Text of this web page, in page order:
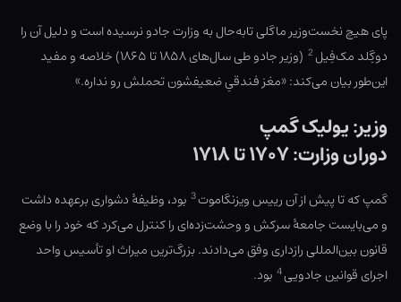
پای هیچ نخست‌وزیر ماگلی تابه‌حال به وزارت جادو نرسیده است و دلیل آن را
دوگِلد مک‌فِیل2
(وزیر جادو طی سال‌های ۱۸۵۸ تا ۱۸۶۵) خلاصه و مفید
این‌طور بیان می‌کند: «مغز فندقیِ ضعیفشون تحملش رو نداره.»
وزیر: یولیک گمپ
دوران وزارت: ۱۷۰۷ تا ۱۷۱۸
گمپ که تا پیش از آن رییس ویزنگاموت3 بود، وظیفهٔ دشواری برعهده داشت
و می‌بایست جامعهٔ سرکش و وحشت‌زده‌ای را کنترل می‌کرد که خود را با وضع
قانون بین‌المللی رازداری وفق می‌دادند. بزرگ‌ترین میراث او تأسیس واحد
اجرای قوانین جادویی4 بود.